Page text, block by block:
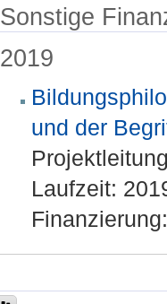
Sonstige
2019
und der
Laufzeit: